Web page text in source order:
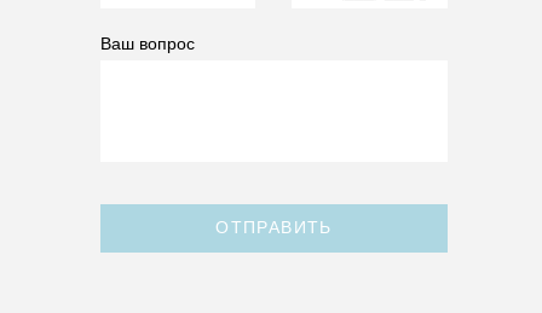
Ваш вопрос
ОТПРАВИТЬ